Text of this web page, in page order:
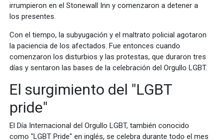
irrumpieron en el Stonewall Inn y comenzaron a detener a
los presentes.
Con el tiempo, la subyugación y el maltrato policial agotaron
la paciencia de los afectados. Fue entonces cuando
comenzaron los disturbios y las protestas, que duraron tres
días y sentaron las bases de la celebración del Orgullo LGBT.
El surgimiento del "LGBT
pride"
El Día Internacional del Orgullo LGBT, también conocido
como "LGBT Pride" en inglés, se celebra durante todo el mes